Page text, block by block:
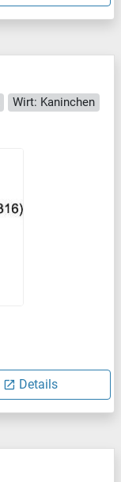
Wirt: Kaninchen
Details